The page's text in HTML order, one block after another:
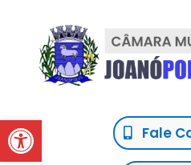
Abrir a barra de ferramentas
Fale